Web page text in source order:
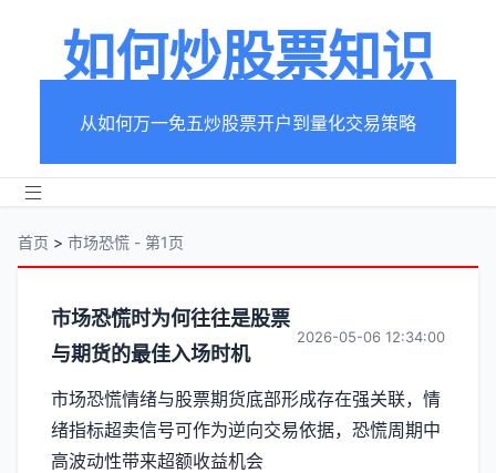
如何炒股票知识
从如何万一免五炒股票开户到量化交易策略
首页 > 市场恐慌 - 第1页
分
类
【市
场
市场恐慌时为何往往是股票
与期货的最佳入场时机
2026-05-06 12:34:00
市场恐慌情绪与股票期货底部形成存在强关联，情
绪指标超卖信号可作为逆向交易依据，恐慌周期中
高波动性带来超额收益机会